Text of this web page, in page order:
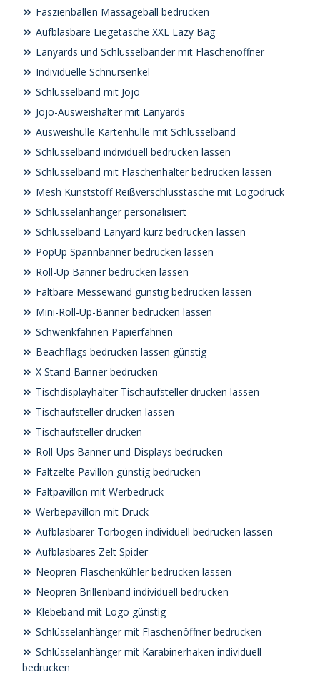
Faszienbällen Massageball bedrucken
Aufblasbare Liegetasche XXL Lazy Bag
Lanyards und Schlüsselbänder mit Flaschenöffner
Individuelle Schnürsenkel
Schlüsselband mit Jojo
Jojo-Ausweishalter mit Lanyards
Ausweishülle Kartenhülle mit Schlüsselband
Schlüsselband individuell bedrucken lassen
Schlüsselband mit Flaschenhalter bedrucken lassen
Mesh Kunststoff Reißverschlusstasche mit Logodruck
Schlüsselanhänger personalisiert
Schlüsselband Lanyard kurz bedrucken lassen
PopUp Spannbanner bedrucken lassen
Roll-Up Banner bedrucken lassen
Faltbare Messewand günstig bedrucken lassen
Mini-Roll-Up-Banner bedrucken lassen
Schwenk­fahnen Papierfahnen
Beachflags bedrucken lassen günstig
X Stand Banner bedrucken
Tischdisplayhalter Tischaufsteller drucken lassen
Tischaufsteller drucken lassen
Tischaufsteller drucken
Roll-Ups Banner und Displays bedrucken
Faltzelte Pavillon günstig bedrucken
Faltpavillon mit Werbedruck
Werbepavillon mit Druck
Aufblasbarer Torbogen individuell bedrucken lassen
Aufblasbares Zelt Spider
Neopren-Flaschenkühler bedrucken lassen
Neopren Brillenband individuell bedrucken
Klebeband mit Logo günstig
Schlüsselanhänger mit Flaschenöffner bedrucken
Schlüsselanhänger mit Karabinerhaken individuell
bedrucken